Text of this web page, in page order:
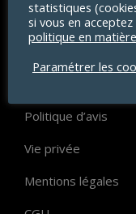
Livraison
Politique d’avis
Vie privée
Mentions légales
statistiques
si vous en
politique en
Paramétrer les